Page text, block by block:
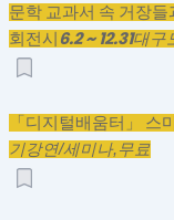
문학 교과서 속 거장들
회전시 6.2 ~ 12.31대구
「디지털배움터」 스
기강연/세미나,무료